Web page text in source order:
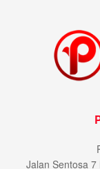
Jalan Sentosa 7